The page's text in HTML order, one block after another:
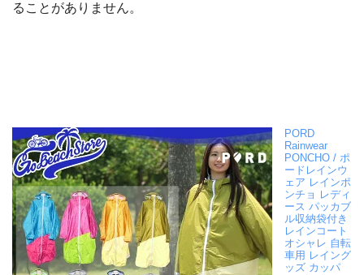
ることがありません。
PORD
Rainwear
PONCHO / ポ
ードレインウ
ェア レインポ
ンチョ レディ
ース パッカブ
ル収納袋付き
レインコート
オシャレ 自転
車用 レイング
ッズ カッパ